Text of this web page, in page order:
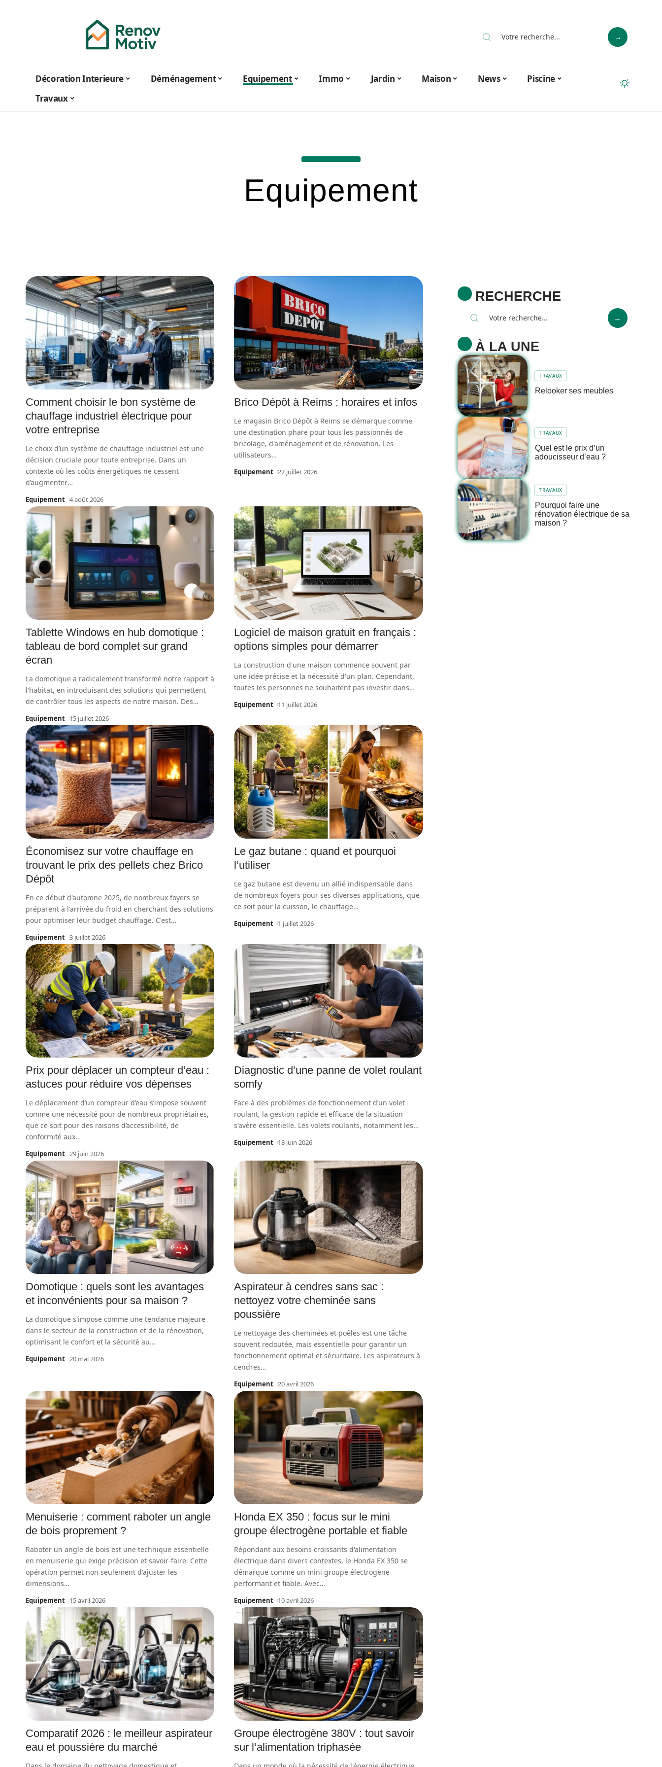
Décoration Interieure Déménagement Equipement Immo Jardin Maison News
Piscine
Travaux
Equipement
Comment choisir le bon système de
chauffage industriel électrique pour
votre entreprise
Le choix d’un système de chauffage industriel est une
décision cruciale pour toute entreprise. Dans un
contexte où les coûts énergétiques ne cessent
d’augmenter…
Equipement 4 août 2026
Brico Dépôt à Reims : horaires et infos
Le magasin Brico Dépôt à Reims se démarque comme
une destination phare pour tous les passionnés de
bricolage, d'aménagement et de rénovation. Les
utilisateurs…
Equipement 27 juillet 2026
Tablette Windows en hub domotique :
tableau de bord complet sur grand
écran
La domotique a radicalement transformé notre rapport à
l'habitat, en introduisant des solutions qui permettent
de contrôler tous les aspects de notre maison. Des…
Equipement 15 juillet 2026
Logiciel de maison gratuit en français :
options simples pour démarrer
La construction d'une maison commence souvent par
une idée précise et la nécessité d'un plan. Cependant,
toutes les personnes ne souhaitent pas investir dans…
Equipement 11 juillet 2026
Économisez sur votre chauffage en
trouvant le prix des pellets chez Brico
Dépôt
En ce début d'automne 2025, de nombreux foyers se
préparent à l'arrivée du froid en cherchant des solutions
pour optimiser leur budget chauffage. C'est…
Equipement 3 juillet 2026
Le gaz butane : quand et pourquoi
l’utiliser
Le gaz butane est devenu un allié indispensable dans
de nombreux foyers pour ses diverses applications, que
ce soit pour la cuisson, le chauffage…
Equipement 1 juillet 2026
Prix pour déplacer un compteur d’eau :
astuces pour réduire vos dépenses
Le déplacement d’un compteur d’eau s’impose souvent
comme une nécessité pour de nombreux propriétaires,
que ce soit pour des raisons d’accessibilité, de
conformité aux…
Equipement 29 juin 2026
Diagnostic d’une panne de volet roulant
somfy
Face à des problèmes de fonctionnement d’un volet
roulant, la gestion rapide et efficace de la situation
s'avère essentielle. Les volets roulants, notamment les…
Equipement 18 juin 2026
Domotique : quels sont les avantages
et inconvénients pour sa maison ?
La domotique s'impose comme une tendance majeure
dans le secteur de la construction et de la rénovation,
optimisant le confort et la sécurité au…
Equipement 20 mai 2026
Aspirateur à cendres sans sac :
nettoyez votre cheminée sans
poussière
Le nettoyage des cheminées et poêles est une tâche
souvent redoutée, mais essentielle pour garantir un
fonctionnement optimal et sécuritaire. Les aspirateurs à
cendres…
Equipement 20 avril 2026
Menuiserie : comment raboter un angle
de bois proprement ?
Raboter un angle de bois est une technique essentielle
en menuiserie qui exige précision et savoir-faire. Cette
opération permet non seulement d'ajuster les
dimensions…
Equipement 15 avril 2026
Honda EX 350 : focus sur le mini
groupe électrogène portable et fiable
Répondant aux besoins croissants d'alimentation
électrique dans divers contextes, le Honda EX 350 se
démarque comme un mini groupe électrogène
performant et fiable. Avec…
Equipement 10 avril 2026
Comparatif 2026 : le meilleur aspirateur
eau et poussière du marché
Groupe électrogène 380V : tout savoir
sur l’alimentation triphasée
RECHERCHE
À LA UNE
TRAVAUX
Relooker ses meubles
TRAVAUX
Quel est le prix d’un
adoucisseur d’eau ?
TRAVAUX
Pourquoi faire une
rénovation électrique de sa
maison ?